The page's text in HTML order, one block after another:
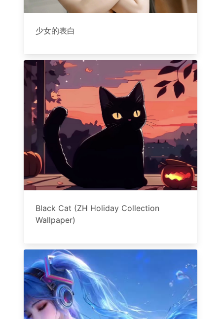
少女的表白
Black Cat (ZH Holiday Collection
Wallpaper)